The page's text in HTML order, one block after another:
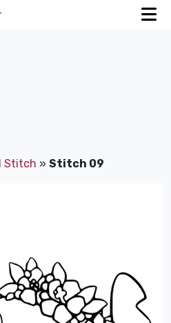
Stitch » Stitch 09